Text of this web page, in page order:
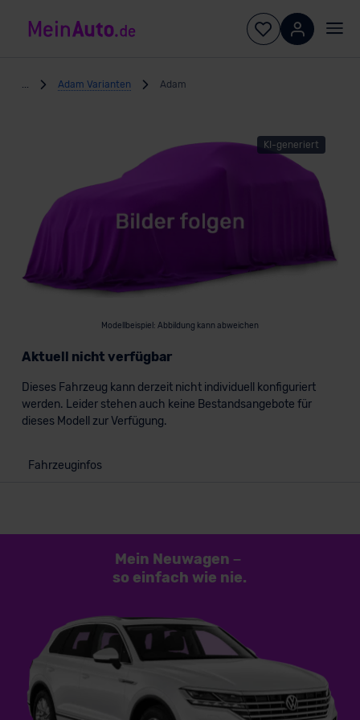
Adam Varianten Adam
KI-generiert
Modellbeispiel: Abbildung kann abweichen
Aktuell nicht verfügbar
Dieses Fahrzeug kann derzeit nicht individuell konfiguriert
werden. Leider stehen auch keine Bestandsangebote für
dieses Modell zur Verfügung.
Fahrzeuginfos
Mein Neuwagen –
so einfach wie nie.